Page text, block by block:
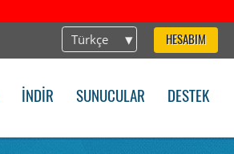
Türkçe HESABIM
İNDIR SUNUCULAR DESTEK